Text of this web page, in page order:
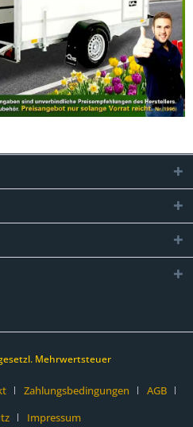
Mehrwertsteuer
Zahlungsbedingungen
AGB
Impressum